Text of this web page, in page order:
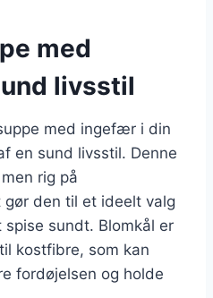
med
livsstil
med ingefær i din
en sund livsstil. Denne
rig på
den til et ideelt valg
sundt. Blomkål er
kostfibre, som kan
fordøjelsen og holde